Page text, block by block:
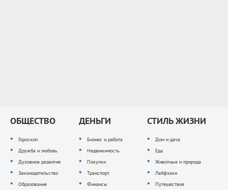
ОБЩЕСТВО
Гороскоп
Дружба и любовь
Духовное развитие
Законодательство
Образование
ДЕНЬГИ
Бизнес и работа
Недвижимость
Покупки
Транспорт
Финансы
СТИЛЬ ЖИЗНИ
Дом и дача
Еда
Животные и природа
Лайфхаки
Путешествия